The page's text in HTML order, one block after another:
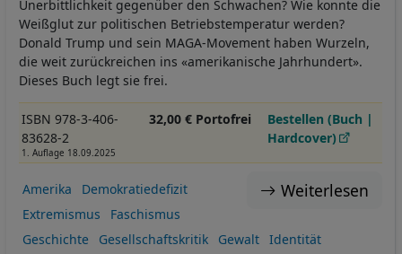
Unerbittlichkeit gegenüber den Schwachen? Wie konnte die
Weißglut zur politischen Betriebstemperatur werden?
Donald Trump und sein MAGA-Movement haben Wurzeln,
die weit zurückreichen ins «amerikanische Jahrhundert».
Dieses Buch legt sie frei.
ISBN 978-3-406-
83628-2
1. Auflage 18.09.2025
32,00 € Portofrei
Bestellen (Buch |
Hardcover)
Weiterlesen
Amerika
Demokratiedefizit
Extremismus
Faschismus
Geschichte
Gesellschaftskritik Gewalt
Identität